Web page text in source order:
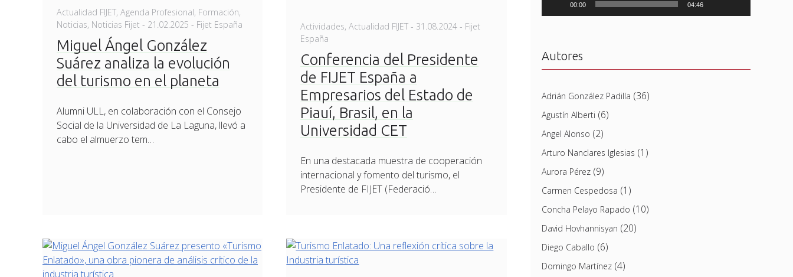
Actualidad FIJET,Agenda Profesional, Formación,
Noticias, Noticias Fijet - Posted
21.02.2025 - Fijet España
Miguel Ángel González
Suárez analiza la evolución
del turismo en el planeta
Alumni ULL, en colaboración con el Consejo
Social de la Universidad de La Laguna, llevó a
cabo el almuerzo tem…
Actividades,Actualidad FIJET - Posted
31.08.2024 - Fijet
España
Conferencia del Presidente
de FIJET España a
Empresarios del Estado de
Piauí, Brasil, en la
Universidad CET
En una destacada muestra de cooperación
internacional y fomento del turismo, el
Presidente de FIJET (Federació…
00:00 04:46
Autores
Adrián González Padilla (36)
Agustín Alberti (6)
Angel Alonso (2)
Arturo Nanclares Iglesias (1)
Aurora Pérez(9)
Carmen Cespedosa (1)
Concha Pelayo Rapado (10)
David Hovhannisyan (20)
Diego Caballo (6)
Domingo Martínez(4)